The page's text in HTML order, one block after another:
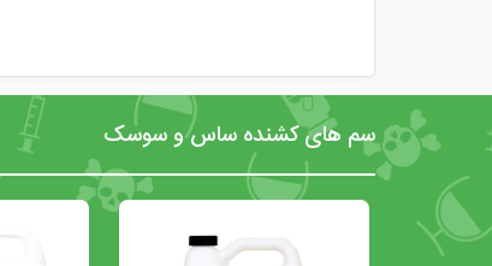
سم های کشنده ساس و سوسک